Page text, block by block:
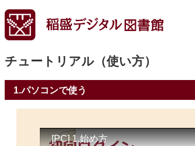
チュートリアル（使い方）
1.パソコンで使う
[PC] 1.始め方